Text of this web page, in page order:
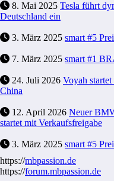
8. Mai 2025 Tesla führt
Deutschland ein
3. März 2025 smart #5
7. März 2025 smart #1
24. Juli 2026 Voyah
China
12. April 2026 Neuer
startet mit Verkaufsfreigabe
3. März 2025 smart #5
https://mbpassion.de
https://forum.mbpassion.de